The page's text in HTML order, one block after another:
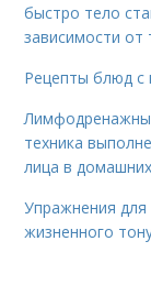
быстро тело
зависимости от
Рецепты блюд с
техника
лица в
Упражнения
жизненного